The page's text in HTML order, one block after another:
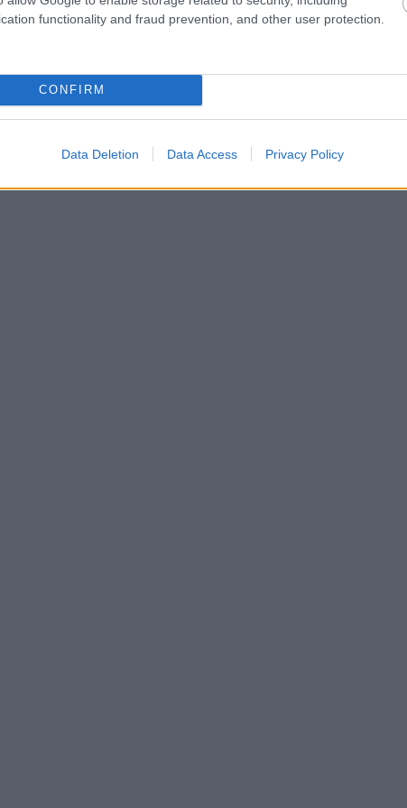
functionality and fraud prevention, and other user protection.
CONFIRM
Data Deletion Data Access Privacy Policy